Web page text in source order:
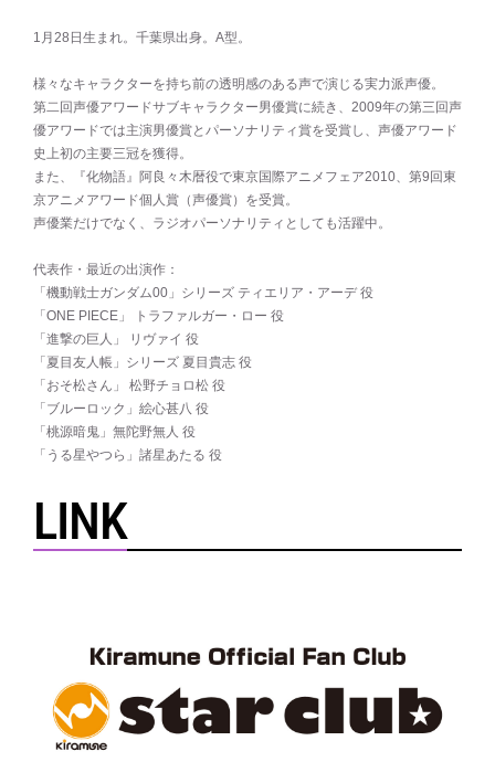
1月28日生まれ。千葉県出身。A型。
様々なキャラクターを持ち前の透明感のある声で演じる実力派声優。
第二回声優アワードサブキャラクター男優賞に続き、2009年の第三回声
優アワードでは主演男優賞とパーソナリティ賞を受賞し、声優アワード
史上初の主要三冠を獲得。
また、『化物語』阿良々木暦役で東京国際アニメフェア2010、第9回東
京アニメアワード個人賞（声優賞）を受賞。
声優業だけでなく、ラジオパーソナリティとしても活躍中。
代表作・最近の出演作：
「機動戦士ガンダム00」シリーズ ティエリア・アーデ 役
「ONE PIECE」 トラファルガー・ロー 役
「進撃の巨人」 リヴァイ 役
「夏目友人帳」シリーズ 夏目貴志 役
「おそ松さん」 松野チョロ松 役
「ブルーロック」絵心甚八 役
「桃源暗鬼」無陀野無人 役
「うる星やつら」諸星あたる 役
LINK